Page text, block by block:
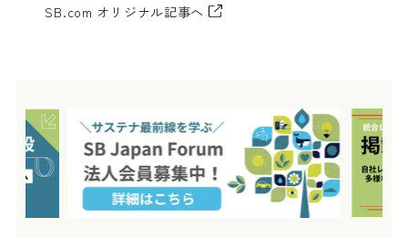
SB.com オリジナル記事へ